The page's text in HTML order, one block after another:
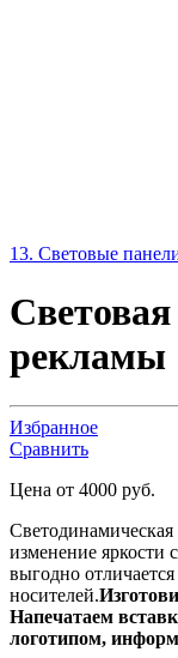
13. Световые
рекламы
Избранное
Сравнить
Цена от 4000 руб.
изменение яркости
выгодно
носителей.
Напечатаем
логотипом,